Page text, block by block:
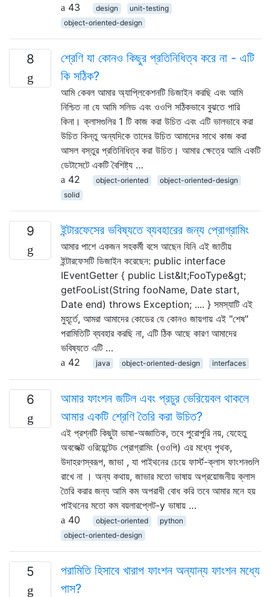
43
design
unit-testing
object-oriented-design
8
শ্রেণি যা কোনও কিছুর প্রতিনিধিত্ব করে না - এটি
কি সঠিক?
আমি কেবল আমার অ্যাপ্লিকেশনটি ডিজাইন করছি এবং আমি
নিশ্চিত না যে আমি সলিড এবং ওওপি সঠিকভাবে বুঝতে পারি
কিনা। ক্লাসগুলির 1 টি কাজ করা উচিত এবং এটি ভালভাবে করা
উচিত কিন্তু অন্যদিকে তাদের উচিত আমাদের সাথে কাজ করা
আসল বস্তুর প্রতিনিধিত্ব করা উচিত। আমার ক্ষেত্রে আমি একটি
ডেটাসেটে একটি বৈশিষ্ট্য …
42
object-oriented
object-oriented-design
solid
9 ইন্টারফেসের ভবিষ্যতে ব্যবহারের জন্য প্রোগ্রামিং
আমার পাশে একজন সহকর্মী বসে আছেন যিনি এই জাতীয়
ইন্টারফেসটি ডিজাইন করেছেন: public interface
IEventGetter { public List&lt;FooType&gt;
getFooList(String fooName, Date start,
Date end) throws Exception; .... } সমস্যাটি এই
মুহূর্তে, আমরা আমাদের কোডের যে কোনও জায়গায় এই "শেষ"
পরামিতিটি ব্যবহার করছি না, এটি ঠিক আছে কারণ আমাদের
ভবিষ্যতে এটি …
42
java object-oriented-design interfaces
6
আমার ফাংশন জটিল এবং প্রচুর ভেরিয়েবল থাকলে
আমার একটি শ্রেণি তৈরি করা উচিত?
এই প্রশ্নটি কিছুটা ভাষা-অজ্ঞাতিক, তবে পুরোপুরি নয়, যেহেতু
অবজেক্ট ওরিয়েন্টেড প্রোগ্রামিং (ওওপি) এর মধ্যে পৃথক,
উদাহরণস্বরূপ, জাভা , যা পাইথনের চেয়ে ফার্স্ট-ক্লাস ফাংশনগুলি
রাখে না । অন্য কথায়, জাভার মতো ভাষায় অপ্রয়োজনীয় ক্লাস
তৈরি করার জন্য আমি কম অপরাধী বোধ করি তবে আমার মনে হয়
পাইথনের মতো কম বয়লারপ্লেট-y ভাষায় …
40
object-oriented
python
object-oriented-design
5
পরামিতি হিসাবে খারাপ ফাংশন অন্যান্য ফাংশন মধ্যে
পাস?